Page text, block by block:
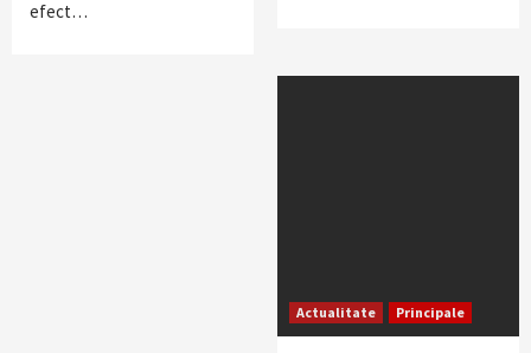
efect…
Actualitate Principale